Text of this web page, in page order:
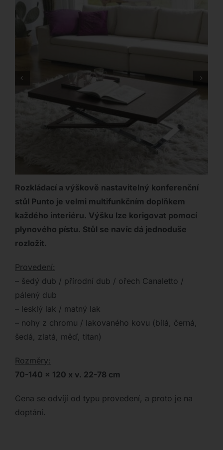
Rozkládací a výškově nastavitelný konferenční
stůl Punto je velmi multifunkčním doplňkem
každého interiéru. Výšku lze korigovat pomocí
plynového pístu. Stůl se navíc dá jednoduše
rozložit.
Provedení:
– šedý dub / přírodní dub / ořech Canaletto /
pálený dub
– lesklý lak / matný lak
– nohy z chromu / lakovaného kovu (bílá, černá,
šedá, zlatá, měď, titan)
Rozměry:
70-140 x 120 x v. 22-78 cm
Cena se odvíjí od typu provedení, a proto je na
doptání.